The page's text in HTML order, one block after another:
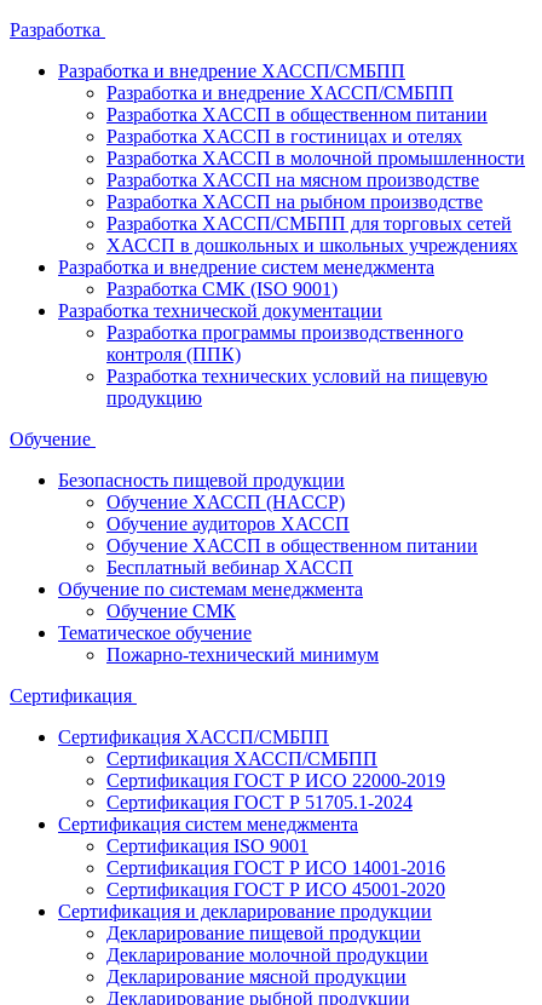
Разработка
Разработка и внедрение ХАССП/СМБПП
Разработка и внедрение ХАССП/СМБПП
Разработка ХАССП в общественном питании
Разработка ХАССП в гостиницах и отелях
Разработка ХАССП в молочной промышленности
Разработка ХАССП на мясном производстве
Разработка ХАССП на рыбном производстве
Разработка ХАССП/СМБПП для торговых сетей
ХАССП в дошкольных и школьных учреждениях
Разработка и внедрение систем менеджмента
Разработка СМК (ISO 9001)
Разработка технической документации
Разработка программы производственного
контроля (ППК)
Разработка технических условий на пищевую
продукцию
Обучение
Безопасность пищевой продукции
Обучение ХАССП (HACCP)
Обучение аудиторов ХАССП
Обучение ХАССП в общественном питании
Бесплатный вебинар ХАССП
Обучение по системам менеджмента
Обучение СМК
Тематическое обучение
Пожарно-технический минимум
Сертификация
Сертификация ХАССП/СМБПП
Сертификация ХАССП/СМБПП
Сертификация ГОСТ Р ИСО 22000-2019
Сертификация ГОСТ Р 51705.1-2024
Сертификация систем менеджмента
Сертификация ISO 9001
Сертификация ГОСТ Р ИСО 14001-2016
Сертификация ГОСТ Р ИСО 45001-2020
Сертификация и декларирование продукции
Декларирование пищевой продукции
Декларирование молочной продукции
Декларирование мясной продукции
Декларирование рыбной продукции